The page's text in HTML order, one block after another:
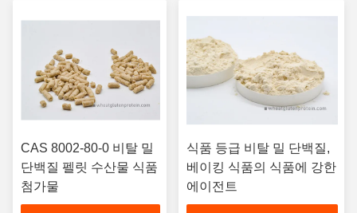
CAS 8002-80-0 비탈 밀
단백질 펠릿 수산물 식품
첨가물
식품 등급 비탈 밀 단백질,
베이킹 식품의 식품에 강한
에이전트